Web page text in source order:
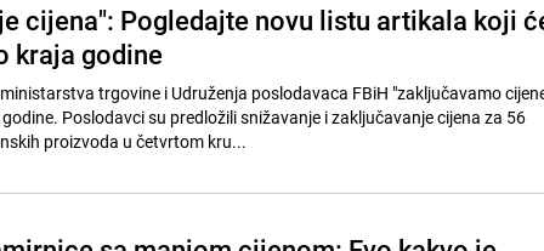
cijena": Pogledajte novu listu artikala koji
kraja godine
trgovine i Udruženja poslodavaca FBiH "zaključavamo
Poslodavci su predložili snižavanje i zaključavanje cijena za 56
proizvoda u četvrtom kru...